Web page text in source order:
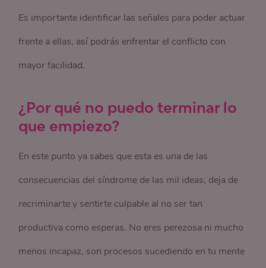
Es importante identificar las señales para poder actuar
frente a ellas, así podrás enfrentar el conflicto con
mayor facilidad.
¿Por qué no puedo terminar lo
que empiezo?
En este punto ya sabes que esta es una de las
consecuencias del síndrome de las mil ideas, deja de
recriminarte y sentirte culpable al no ser tan
productiva como esperas. No eres perezosa ni mucho
menos incapaz, son procesos sucediendo en tu mente